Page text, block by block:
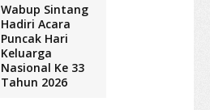
Wabup Sintang
Hadiri Acara
Puncak Hari
Keluarga
Nasional Ke 33
Tahun 2026